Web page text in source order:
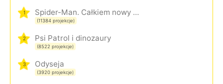
1 Spider-Man. Całkiem nowy dzień
(11384 projekcje)
2 Psi Patrol i dinozaury
(8522 projekcje)
3 Odyseja
(3920 projekcje)